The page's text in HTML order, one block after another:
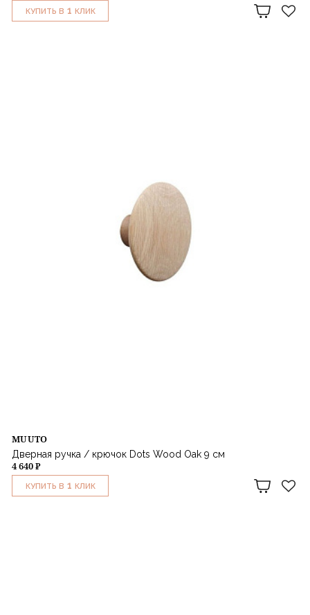
КУПИТЬ В 1 КЛИК
MUUTO
Дверная ручка / крючок Dots Wood Oak 9 см
4 640 ₽
КУПИТЬ В 1 КЛИК